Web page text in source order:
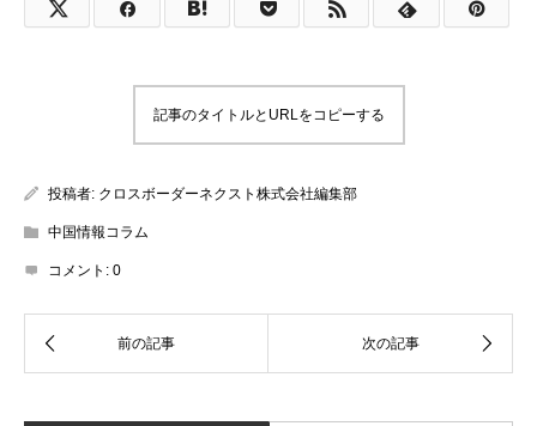
記事のタイトルとURLをコピーする
投稿者: クロスボーダーネクスト株式会社編集部
中国情報コラム
コメント: 0